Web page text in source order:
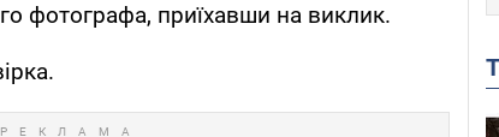
фотографа, приїхавши на виклик.